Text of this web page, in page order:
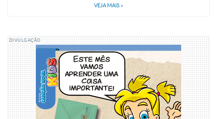
VEJA MAIS »
DIVULGAÇÃO